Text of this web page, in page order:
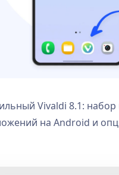
Vivaldi 8.1: набор
на Android и